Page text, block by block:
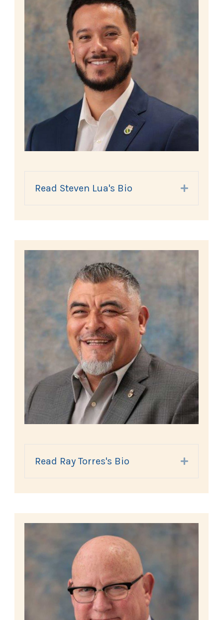
Read Steven Lua's Bio Expand
Read Ray Torres's Bio Expand